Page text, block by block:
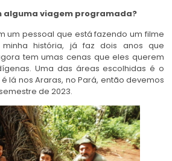
alguma viagem programada?
um pessoal que está fazendo um filme
história, já faz dois anos que
tem umas cenas que eles querem
Uma das áreas escolhidas é o
lá nos Araras, no Pará, então devemos
de 2023.